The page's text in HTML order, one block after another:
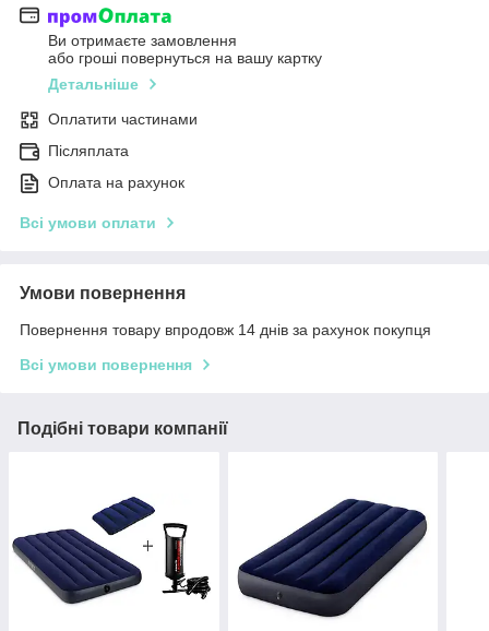
Ви отримаєте замовлення
або гроші повернуться на вашу картку
Детальніше
Оплатити частинами
Післяплата
Оплата на рахунок
Всі умови оплати
Умови повернення
Повернення товару впродовж 14 днів за рахунок покупця
Всі умови повернення
Подібні товари компанії